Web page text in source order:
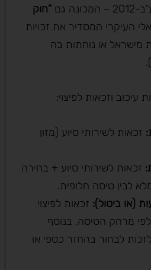
גם
“חוק
העיקרי המסדיר את זכויות
מישראל או נוחתות בה
וזכאות לפיצוי:
: זכאות לשירותי סיוע (מזון
: זכאות לשירותי סיוע + בחירה
לבין טיסה חלופית.
: זכאות לפיצוי
מרחק הטיסה, בנוסף
לבחור בהחזר כספי או